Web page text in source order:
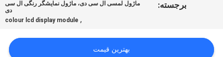
اخبار
برجسته:
ماژول لمسی ال سی دی، ماژول نمایشگر رنگی ال سی
دی
,
colour lcd display module
بهترین قیمت